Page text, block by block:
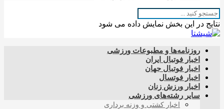
نتایج در این بخش نمایش داده می شود
روزنامه‌ها و مطبوعات ورزشی
اخبار فوتبال ایران
اخبار فوتبال جهان
اخبار فوتسال
اخبار ورزش زنان
سایر رشته‌های ورزشی
اخبار کشتی و وزنه برداری